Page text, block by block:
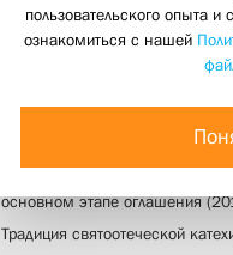
Традиция святоотеческой
проповедь о Христе для
катехизация сегодня (2015)
основном этапе оглашения
Традиция святоотеческой
пользовательского опыта
ознакомиться с нашей